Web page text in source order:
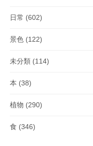
日常 (602)
景色 (122)
未分類 (114)
本 (38)
植物 (290)
食 (346)